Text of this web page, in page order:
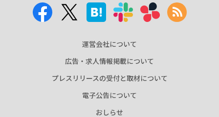
運営会社について
広告・求人情報掲載について
プレスリリースの受付と取材について
電子公告について
おしらせ